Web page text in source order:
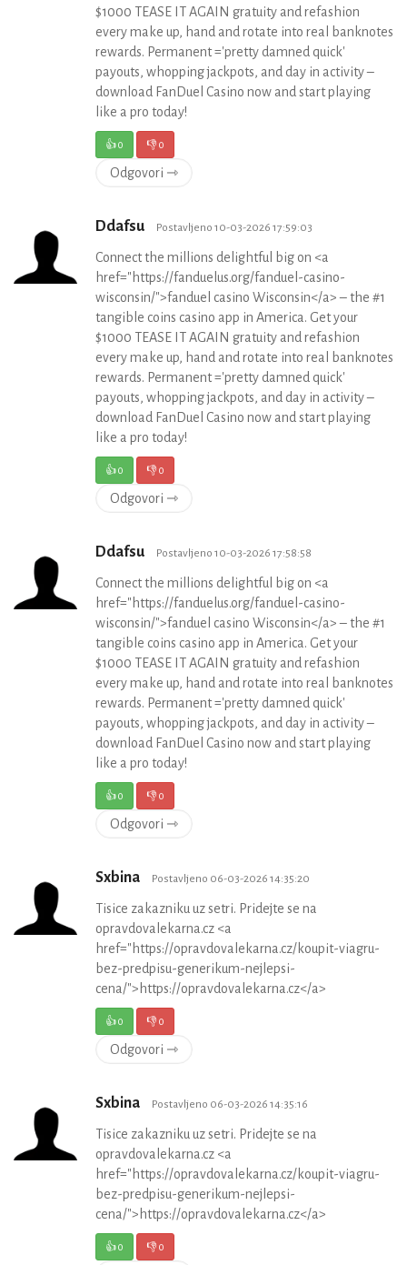
$1000 TEASE IT AGAIN gratuity and refashion
every make up, hand and rotate into real banknotes
rewards. Permanent ='pretty damned quick'
payouts, whopping jackpots, and day in activity –
download FanDuel Casino now and start playing
like a pro today!
👍0 👎0
Odgovori ⇾
Ddafsu Postavljeno 10-03-2026 17:59:03
Connect the millions delightful big on <a
href="https://fanduelus.org/fanduel-casino-
wisconsin/">fanduel casino Wisconsin</a> – the #1
tangible coins casino app in America. Get your
$1000 TEASE IT AGAIN gratuity and refashion
every make up, hand and rotate into real banknotes
rewards. Permanent ='pretty damned quick'
payouts, whopping jackpots, and day in activity –
download FanDuel Casino now and start playing
like a pro today!
👍0 👎0
Odgovori ⇾
Ddafsu Postavljeno 10-03-2026 17:58:58
Connect the millions delightful big on <a
href="https://fanduelus.org/fanduel-casino-
wisconsin/">fanduel casino Wisconsin</a> – the #1
tangible coins casino app in America. Get your
$1000 TEASE IT AGAIN gratuity and refashion
every make up, hand and rotate into real banknotes
rewards. Permanent ='pretty damned quick'
payouts, whopping jackpots, and day in activity –
download FanDuel Casino now and start playing
like a pro today!
👍0 👎0
Odgovori ⇾
Sxbina Postavljeno 06-03-2026 14:35:20
Tisice zakazniku uz setri. Pridejte se na
opravdovalekarna.cz <a
href="https://opravdovalekarna.cz/koupit-viagru-
bez-predpisu-generikum-nejlepsi-
cena/">https://opravdovalekarna.cz</a>
👍0 👎0
Odgovori ⇾
Sxbina Postavljeno 06-03-2026 14:35:16
Tisice zakazniku uz setri. Pridejte se na
opravdovalekarna.cz <a
href="https://opravdovalekarna.cz/koupit-viagru-
bez-predpisu-generikum-nejlepsi-
cena/">https://opravdovalekarna.cz</a>
👍0 👎0